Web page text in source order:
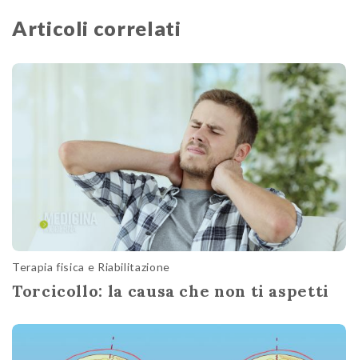
Articoli correlati
Terapia fisica e Riabilitazione
Torcicollo: la causa che non ti aspetti